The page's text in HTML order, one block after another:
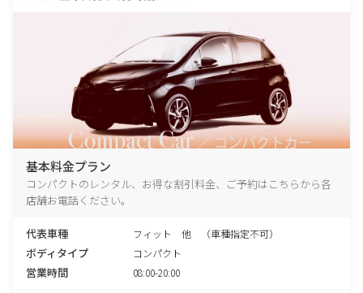
基本料金プラン
コンパクトのレンタル、お得な割引料金、ご予約はこちらから各
店舗お電話ください。
代表車種 フィット 他 （車種指定不可）
ボディタイプ コンパクト
営業時間 08:00-20:00